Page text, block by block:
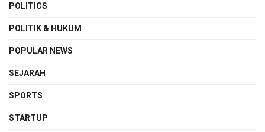
POLITICS
POLITIK & HUKUM
POPULAR NEWS
SEJARAH
SPORTS
STARTUP